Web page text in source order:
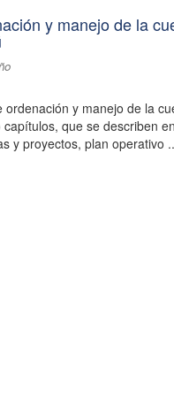
y manejo de la
y manejo de la
que se describen
y proyectos, plan operativo